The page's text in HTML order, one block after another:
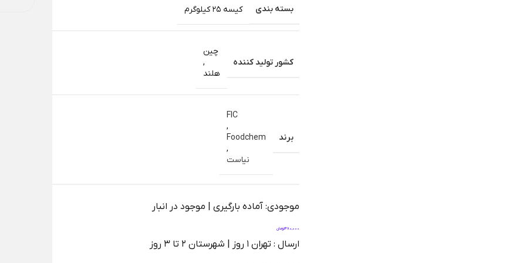
بسته بندی کیسه 25 کیلوگرم
کشور تولید کننده
چین
,
هلند
برند
FIC
,
Foodchem
,
نیاست
موجودی: آماده بارگیری | موجود در انبار
380,000تومان
ارسال : تهران 1 روز | شهرستان 2 تا 3 روز